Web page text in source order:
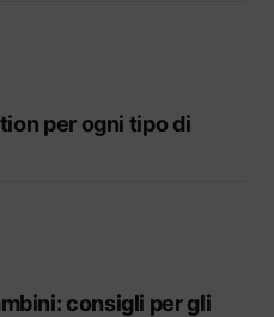
per ogni tipo di
consigli per gli